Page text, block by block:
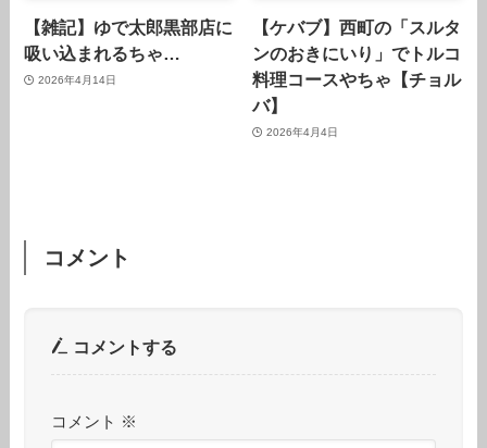
【雑記】ゆで太郎黒部店に
吸い込まれるちゃ…
2026年4月14日
【ケバブ】西町の「スルタ
ンのおきにいり」でトルコ
料理コースやちゃ【チョル
バ】
2026年4月4日
コメント
コメントする
コメント ※